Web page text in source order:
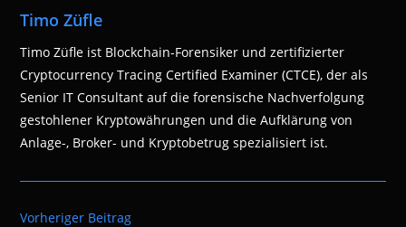
Timo Züfle
Timo Züfle ist Blockchain-Forensiker und zertifizierter
Cryptocurrency Tracing Certified Examiner (CTCE), der als
Senior IT Consultant auf die forensische Nachverfolgung
gestohlener Kryptowährungen und die Aufklärung von
Anlage-, Broker- und Kryptobetrug spezialisiert ist.
Weitere
Vorheriger Beitrag